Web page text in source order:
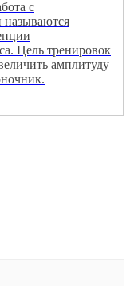
с
Цель тренировок
амплитуду